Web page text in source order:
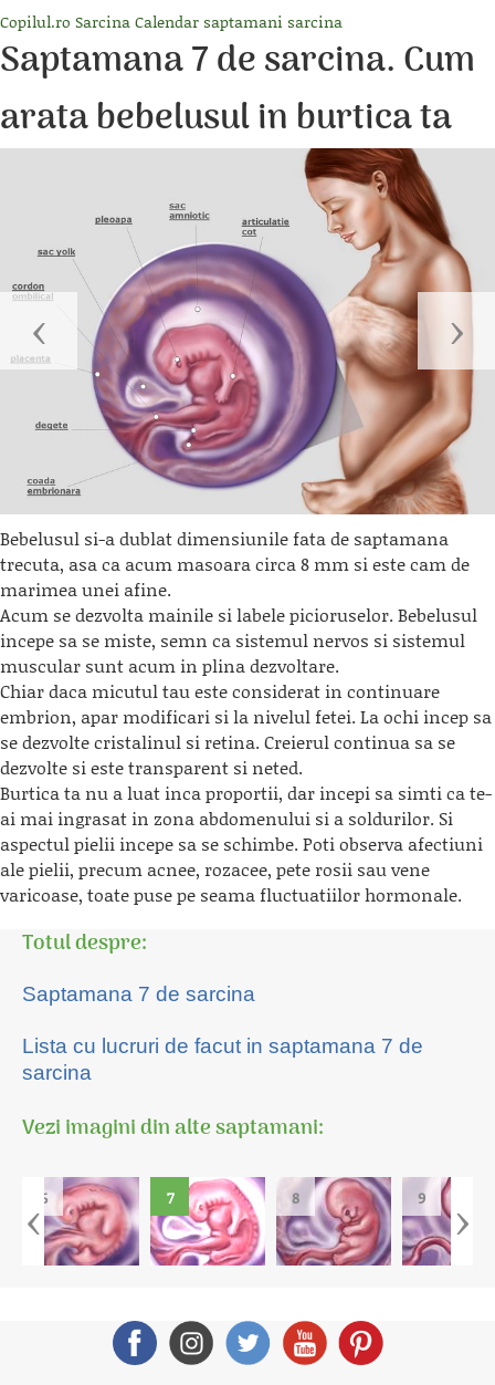
Copilul.ro SarcinaCalendar saptamani sarcina
Saptamana 7 de sarcina. Cum
arata bebelusul in burtica ta
‹ ›
Bebelusul si-a dublat dimensiunile fata de saptamana
trecuta, asa ca acum masoara circa 8 mm si este cam de
marimea unei afine.
Acum se dezvolta mainile si labele picioruselor. Bebelusul
incepe sa se miste, semn ca sistemul nervos si sistemul
muscular sunt acum in plina dezvoltare.
Chiar daca micutul tau este considerat in continuare
embrion, apar modificari si la nivelul fetei. La ochi incep sa
se dezvolte cristalinul si retina. Creierul continua sa se
dezvolte si este transparent si neted.
Burtica ta nu a luat inca proportii, dar incepi sa simti ca te-
ai mai ingrasat in zona abdomenului si a soldurilor. Si
aspectul pielii incepe sa se schimbe. Poti observa afectiuni
ale pielii, precum acnee, rozacee, pete rosii sau vene
varicoase, toate puse pe seama fluctuatiilor hormonale.
Totul despre:
Saptamana 7 de sarcina
Lista cu lucruri de facut in saptamana 7 de
sarcina
Vezi imagini din alte saptamani:
‹ ›
6 7 8 9